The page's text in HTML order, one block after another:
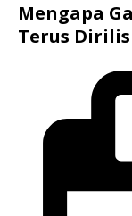
Mengapa
Terus